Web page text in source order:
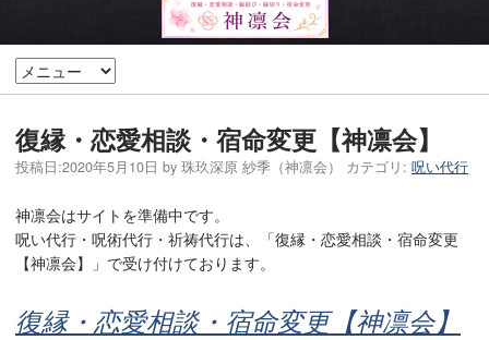
復縁・恋愛相談・宿命変更【神凛会】
投稿日:2020年5月10日 by 珠玖深原 紗季（神凛会） カテゴリ: 呪い代行
神凛会はサイトを準備中です。
呪い代行・呪術代行・祈祷代行は、「復縁・恋愛相談・宿命変更
【神凛会】」で受け付けております。
復縁・恋愛相談・宿命変更【神凛会】